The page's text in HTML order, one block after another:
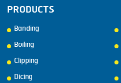
PRODUCTS
Banding
Boiling
Clipping
Dicing